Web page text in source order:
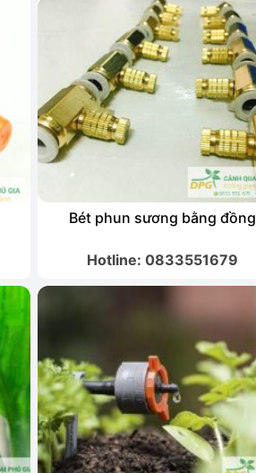
Bét phun sương bằng đồng
Hotline: 0833551679